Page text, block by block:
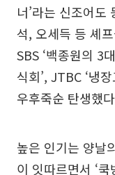
너’라는 신조어도
석, 오세득 등 셰
SBS ‘백종원의 3
식회’, JTBC ‘냉
우후죽순 탄생했
높은 인기는 양날
이 잇따르면서 ‘